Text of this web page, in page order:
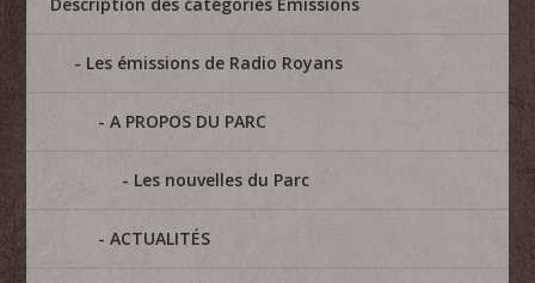
Les émissions de Radio Royans
A PROPOS DU PARC
Les nouvelles du Parc
ACTUALITÉS